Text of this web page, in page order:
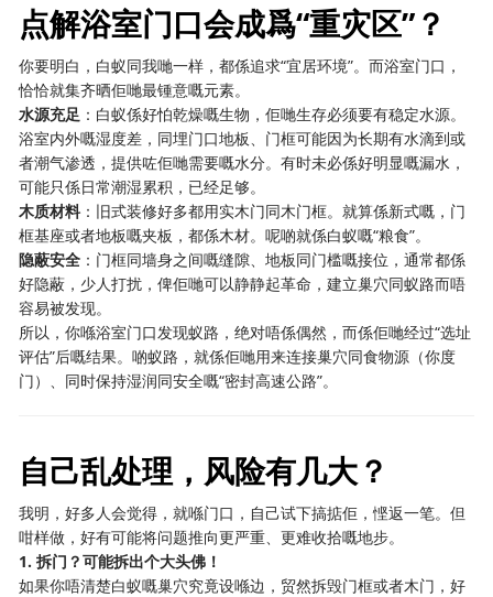
点解浴室门口会成爲“重灾区”？
你要明白，白蚁同我哋一样，都係追求“宜居环境”。而浴室门口，
恰恰就集齐晒佢哋最锺意嘅元素。
水源充足 ：白蚁係好怕乾燥嘅生物，佢哋生存必须要有稳定水源。
浴室内外嘅湿度差，同埋门口地板、门框可能因为长期有水滴到或
者潮气渗透，提供咗佢哋需要嘅水分。有时未必係好明显嘅漏水，
可能只係日常潮湿累积，已经足够。
木质材料：旧式装修好多都用实木门同木门框。就算係新式嘅，门
框基座或者地板嘅夹板，都係木材。呢啲就係白蚁嘅“粮食”。
隐蔽安全 ：门框同墙身之间嘅缝隙、地板同门槛嘅接位，通常都係
好隐蔽，少人打扰，俾佢哋可以静静起革命，建立巢穴同蚁路而唔
容易被发现。
所以，你喺浴室门口发现蚁路，绝对唔係偶然，而係佢哋经过“选址
评估”后嘅结果。啲蚁路，就係佢哋用来连接巢穴同食物源（你度
门）、同时保持湿润同安全嘅“密封高速公路”。
自己乱处理，风险有几大？
我明，好多人会觉得，就喺门口，自己试下搞掂佢，悭返一笔。但
咁样做，好有可能将问题推向更严重、更难收拾嘅地步。
1. 拆门？可能拆出个大头佛！
如果你唔清楚白蚁嘅巢穴究竟设喺边，贸然拆毁门框或者木门，好